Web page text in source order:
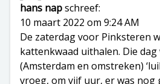
hans napschreef:
10 maart 2022 om 9:24 AM
De zaterdag voor Pinksteren
kattenkwaad uithalen. Die
(Amsterdam en omstreken)
vroeg, om vijf uur, er was nog